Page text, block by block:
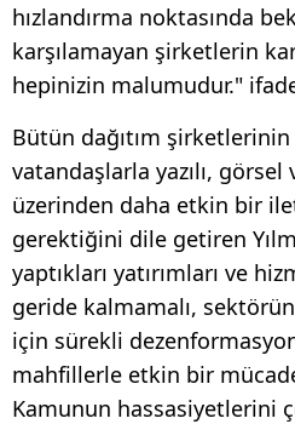
hızlandırma noktasında
karşılamayan şirketlerin
hepinizin malumudur."
Bütün dağıtım şirketlerinin
vatandaşlarla yazılı, görsel
üzerinden daha etkin bir
gerektiğini dile getiren
yaptıkları yatırımları ve
geride kalmamalı,
için sürekli
mahfillerle etkin bir
Kamunun hassasiyetlerini